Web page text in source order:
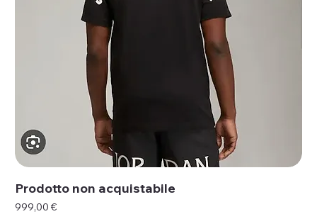
Prodotto non acquistabile
Prezzo
999,00 €